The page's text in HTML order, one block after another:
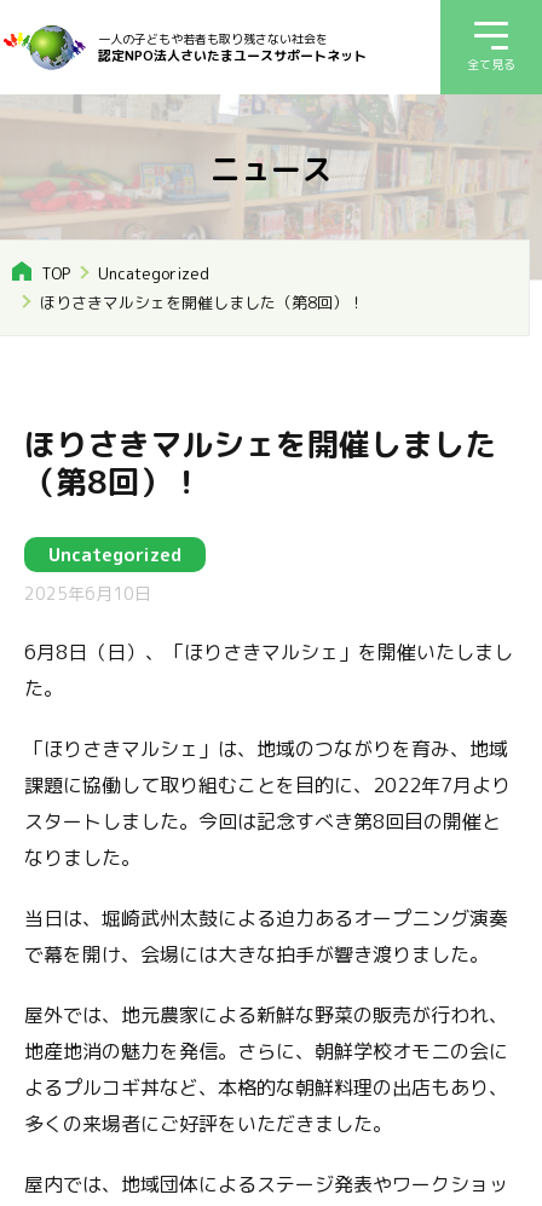
一人の子どもや若者も取り残さない社会を
認定NPO法人さいたまユースサポートネット 全て見る
ニュース
TOP
Uncategorized
ほりさきマルシェを開催しました（第8回）！
ほりさきマルシェを開催しました
（第8回）！
Uncategorized
2025年6月10日
6月8日（日）、「ほりさきマルシェ」を開催いたしまし
た。
「ほりさきマルシェ」は、地域のつながりを育み、地域
課題に協働して取り組むことを目的に、2022年7月より
スタートしました。今回は記念すべき第8回目の開催と
なりました。
当日は、堀崎武州太鼓による迫力あるオープニング演奏
で幕を開け、会場には大きな拍手が響き渡りました。
屋外では、地元農家による新鮮な野菜の販売が行われ、
地産地消の魅力を発信。さらに、朝鮮学校オモニの会に
よるプルコギ丼など、本格的な朝鮮料理の出店もあり、
多くの来場者にご好評をいただきました。
屋内では、地域団体によるステージ発表やワークショッ